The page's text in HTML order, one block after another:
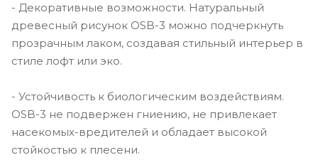
- Декоративные возможности. Натуральный
древесный рисунок OSB-3 можно подчеркнуть
прозрачным лаком, создавая стильный интерьер в
стиле лофт или эко.
- Устойчивость к биологическим воздействиям.
OSB-3 не подвержен гниению, не привлекает
насекомых-вредителей и обладает высокой
стойкостью к плесени.